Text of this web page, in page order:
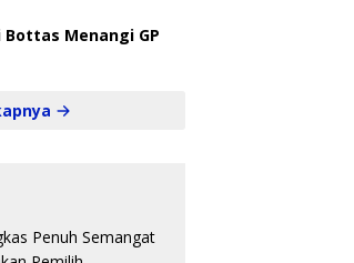
Bottas Menangi GP